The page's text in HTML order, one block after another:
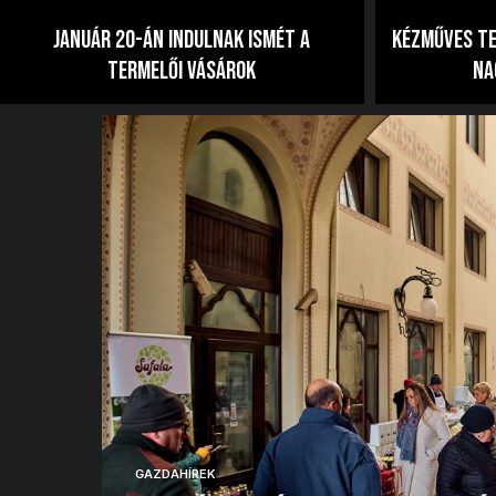
Január 20-án indulnak ismét a
termelői vásárok
Kézműves
GAZDAHÍREK